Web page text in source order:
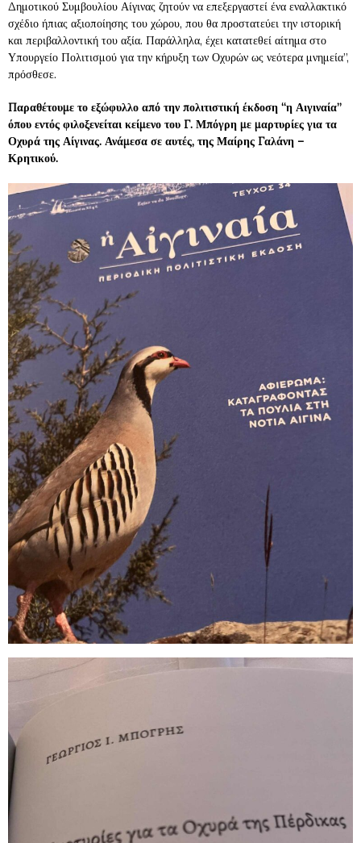
Δημοτικού Συμβουλίου Αίγινας ζητούν να επεξεργαστεί ένα εναλλακτικό
σχέδιο ήπιας αξιοποίησης του χώρου, που θα προστατεύει την ιστορική
και περιβαλλοντική του αξία. Παράλληλα, έχει κατατεθεί αίτημα στο
Υπουργείο Πολιτισμού για την κήρυξη των Οχυρών ως νεότερα μνημεία”,
πρόσθεσε.
Παραθέτουμε το εξώφυλλο από την πολιτιστική έκδοση “η Αιγιναία”
όπου εντός φιλοξενείται κείμενο του Γ. Μπόγρη με μαρτυρίες για τα
Οχυρά της Αίγινας. Ανάμεσα σε αυτές, της Μαίρης Γαλάνη –
Κρητικού.